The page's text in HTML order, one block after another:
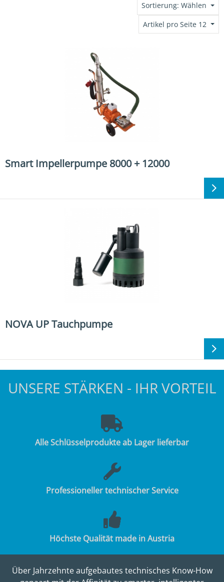
Sortierung: Wählen
Artikel pro Seite 12
Smart Impellerpumpe 8000 + 12000
NOVA UP Tauchpumpe
UNSERE STÄRKEN - IHR VORTEIL
Alle Schlüsselprodukte ab Lager lieferbar
Professioneller technischer Service
Höchste Qualität made in Austria
Über Jahrzehnte aufgebautes technisches Know-How